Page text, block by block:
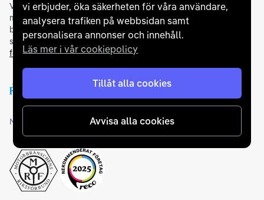
vi erbjuder, öka säkerheten för våra användare,
analysera trafiken på webbsidan samt
personalisera annonser och innehåll.
Läs mer i vår cookiepolicy
Tillåt alla cookies
Avvisa alla cookies
Vi samarbetar medflertalet banker för att erbjuda dig bästa
möjliga finansieringslösning och stödjer en rad olika
betalningsmetoder. För att du ska känna dig trygg vid ditt köp
samarbetar vi med Folksam och AutoConcept gällande
försäkringar och garantier.
Medlemskap och utmärkelser